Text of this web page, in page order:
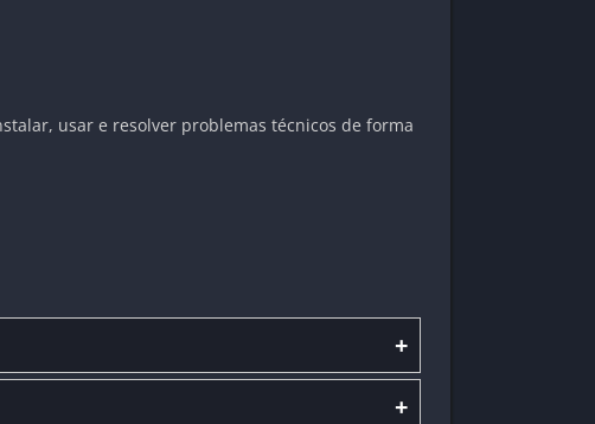
usar e resolver problemas técnicos de forma
+
+